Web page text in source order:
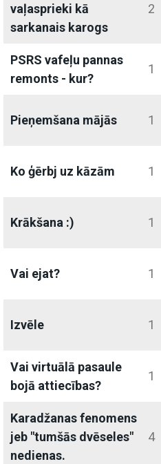
vaļasprieki kā
sarkanais karogs
2
PSRS vafeļu pannas
remonts - kur?
1
Pieņemšana mājās 1
Ko ģērbj uz kāzām 1
Krākšana :) 1
Vai ejat? 1
Izvēle 1
Vai virtuālā pasaule
bojā attiecības?
1
Karadžanas fenomens
jeb "tumšās dvēseles"
nedienas.
4